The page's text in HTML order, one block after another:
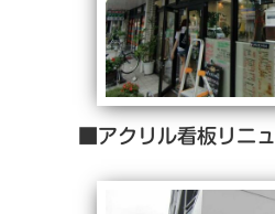
■アクリル看板リニ